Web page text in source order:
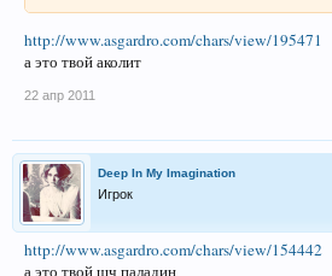
http://www.asgardro.com/chars/view/195471
а это твой аколит
22 апр 2011
Deep In My Imagination
Игрок
http://www.asgardro.com/chars/view/154442
а это твой шч паладин